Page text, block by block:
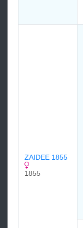
ZAIDEE 1855
1855